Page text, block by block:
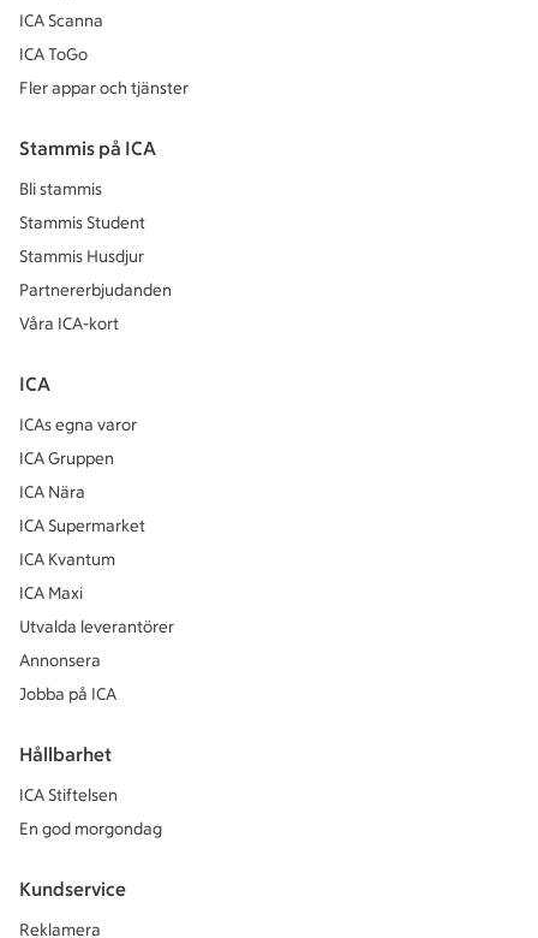
ICA Scanna
ICA ToGo
Fler appar och tjänster
Stammis på ICA
Bli stammis
Stammis Student
Stammis Husdjur
Partnererbjudanden
Våra ICA-kort
ICA
ICAs egna varor
ICA Gruppen
ICA Nära
ICA Supermarket
ICA Kvantum
ICA Maxi
Utvalda leverantörer
Annonsera
Jobba på ICA
Hållbarhet
ICA Stiftelsen
En god morgondag
Kundservice
Reklamera